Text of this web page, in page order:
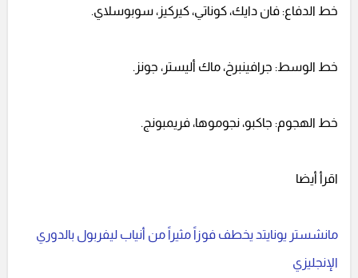
خط الدفاع: فان دايك، كوناتي، كيركيز، سوبوسلاي.
خط الوسط: جرافينبرخ، ماك أليستر، جونز.
خط الهجوم: جاكبو، نجوموها، فريمبونج.
اقرأ أيضا
مانشستر يونايتد يخطف فوزاً مثيراً من أنياب ليفربول بالدوري
الإنجليزي